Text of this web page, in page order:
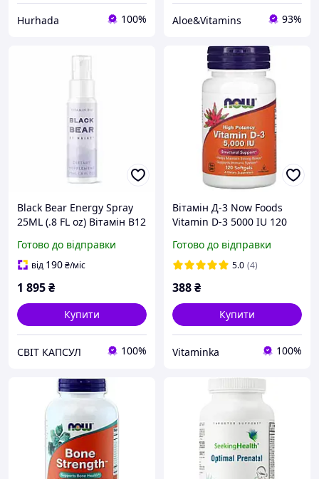
Hurhada 100% Aloe&Vitamins 93%
Black Bear Energy Spray
25ML (.8 FL oz) Вітамін В12
20/03/2026
Готово до відправки
від 190₴/міс
1 895₴
Купити
СВІТ КАПСУЛ 100%
Вітамін Д-3 Now Foods
Vitamin D-3 5000 IU 120
Готово до відправки
5.0 (4)
388₴
Купити
Vitaminka 100%